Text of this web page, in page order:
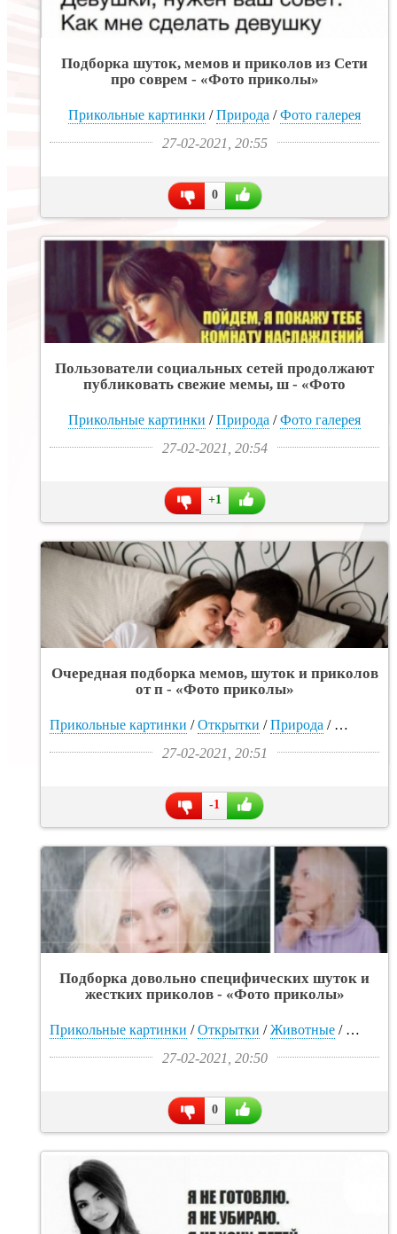
Подборка шуток, мемов и приколов из Сети
про соврем - «Фото приколы»
Прикольные картинки /Природа /Фото галерея
27-02-2021, 20:55
0
Пользователи социальных сетей продолжают
публиковать свежие мемы, ш - «Фото
Прикольные картинки /Природа /Фото галерея
27-02-2021, 20:54
+1
Очередная подборка мемов, шуток и приколов
от п - «Фото приколы»
Прикольные картинки /Открытки /Природа / Фото
27-02-2021, 20:51
-1
Подборка довольно специфических шуток и
жестких приколов - «Фото приколы»
Прикольные картинки /Открытки /Животные / Фото
27-02-2021, 20:50
0